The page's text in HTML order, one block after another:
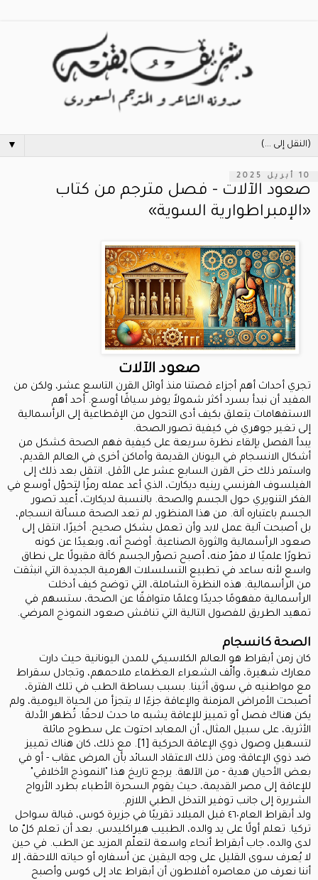
▼
10 أبريل 2025
صعود الآلات - فصل مترجم من كتاب
«الإمبراطوارية السوية»
صعود الآلات
تجري أحداث أهم أجزاء قصتنا منذ أوائل القرن التاسع عشر، ولكن من
المفيد أن نبدأ بسرد أكثر شمولاً يوفر سياقًا أوسع. أحد أهم
الاستفهامات يتعلق بكيف أدى التحول من الإقطاعية إلى الرأسمالية
إلى تغير جوهري في كيفية تصور الصحة.
يبدأ الفصل بإلقاء نظرة سريعة على كيفية فهم الصحة كشكل من
أشكال الانسجام في اليونان القديمة وأماكن أخرى في العالم القديم،
واستمر ذلك حتى القرن السابع عشر على الأقل. انتقل بعد ذلك إلى
الفيلسوف الفرنسي رينيه ديكارت، الذي أعد عمله رمزًا لتحوّل أوسع في
الفكر التنويري حول الجسم والصحة. بالنسبة لديكارت، أُعيد تصور
الجسم باعتباره آلة. من هذا المنظور، لم تعد الصحة مسألة انسجام،
بل أصبحت آلية عمل لابد وأن تعمل بشكل صحيح. أخيرًا، انتقل إلى
صعود الرأسمالية والثورة الصناعية. أوضح أنه، وبعيدًا عن كونه
تطورًا علميًا لا مفرّ منه، أصبح تصوّر الجسم كآلة مقبولًا على نطاق
واسع لأنه ساعد في تطبيع التسلسلات الهرمية الجديدة التي انبثقت
من الرأسمالية. هذه النظرة الشاملة، التي توضح كيف أدخلت
الرأسمالية مفهومًا جديدًا وعلمًا متوافقًا عن الصحة، ستسهم في
تمهيد الطريق للفصول التالية التي تناقش صعود النموذج المرضي.
الصحة كانسجام
كان زمن أبقراط هو العالم الكلاسيكي للمدن اليونانية حيث دارت
معارك شهيرة، وألّف الشعراء العظماء ملاحمهم، وتجادل سقراط
مع مواطنيه في سوق أثينا. بسبب بساطة الطب في تلك الفترة،
أصبحت الأمراض المزمنة والإعاقة جزءًا لا يتجزأ من الحياة اليومية، ولم
يكن هناك فصل أو تمييز للإعاقة يشبه ما حدث لاحقًا. تُظهر الأدلة
الأثرية، على سبيل المثال، أن المعابد احتوت على سطوح مائلة
لتسهيل وصول ذوي الإعاقة الحركية [1]. مع ذلك، كان هناك تمييز
ضد ذوي الإعاقة؛ ومن ذلك الاعتقاد السائد بأن المرض عقاب - أو في
بعض الأحيان هدية - من الآلهة. يرجع تاريخ هذا "النموذج الأخلاقي"
للإعاقة إلى مصر القديمة، حيث يقوم السحرة الأطباء بطرد الأرواح
الشريرة إلى جانب توفير التدخل الطبي اللازم.
ولد أبقراط العام٤٦٠ قبل الميلاد تقريبًا في جزيرة كوس، قبالة سواحل
تركيا. تعلم أولًا على يد والده، الطبيب هيراكليدس. بعد أن تعلم كلّ ما
لدى والده، جاب أبقراط أنحاء واسعة لتعلّم المزيد عن الطب. في حين
لا يُعرف سوى القليل على وجه اليقين عن أسفاره أو حياته اللاحقة، إلا
أننا نعرف من معاصره أفلاطون أن أبقراط عاد إلى كوس وأصبح